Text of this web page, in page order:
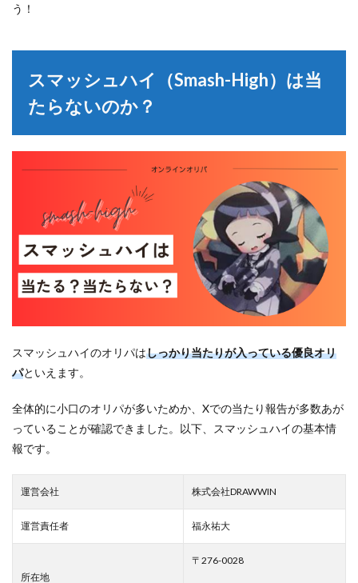
う！
スマッシュハイ（Smash-High）は当
たらないのか？
スマッシュハイのオリパはしっかり当たりが入っている優良オリ
パといえます。
全体的に小口のオリパが多いためか、Xでの当たり報告が多数あが
っていることが確認できました。以下、スマッシュハイの基本情
報です。
運営会社 株式会社DRAWWIN
運営責任者 福永祐大
所在地
〒276-0028